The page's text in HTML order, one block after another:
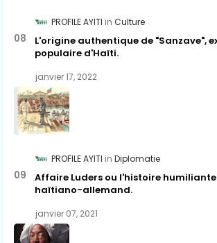
PROFILE AYITI Culture
L'origine authentique de "Sanzave",
populaire d'Haïti.
janvier 17, 2022
PROFILE AYITI Diplomatie
Affaire Luders ou l'histoire
haïtiano-allemand.
janvier 07, 2021